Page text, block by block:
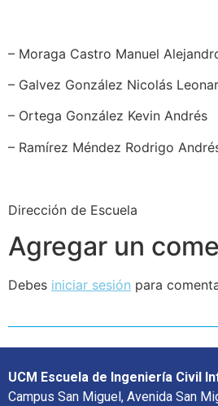
– Moraga Castro Manuel
– Galvez González Nicolás
– Ortega González Kevin Andrés
– Ramírez Méndez Rodrigo
Dirección de Escuela
Agregar un
Debes iniciar sesión para
UCM Escuela de Ingeniería Civil
Campus San Miguel, Avenida San